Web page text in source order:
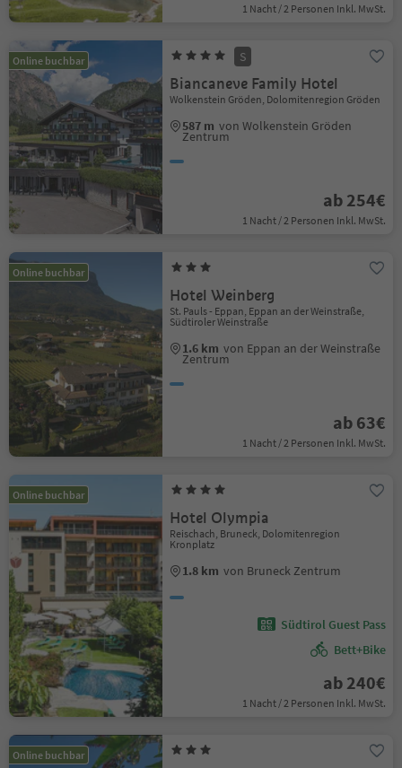
1 Nacht / 2 Personen Inkl. MwSt.
Online buchbar S
Biancaneve Family Hotel
Wolkenstein Gröden, Dolomitenregion Gröden
587 m von Wolkenstein Gröden
Zentrum
ab 254€
1 Nacht / 2 Personen Inkl. MwSt.
Online buchbar
Hotel Weinberg
St. Pauls - Eppan, Eppan an der Weinstraße,
Südtiroler Weinstraße
1.6 km von Eppan an der Weinstraße
Zentrum
ab 63€
1 Nacht / 2 Personen Inkl. MwSt.
Online buchbar
Hotel Olympia
Reischach, Bruneck, Dolomitenregion
Kronplatz
1.8 km von Bruneck Zentrum
Südtirol Guest Pass
Bett+Bike
ab 240€
1 Nacht / 2 Personen Inkl. MwSt.
Online buchbar